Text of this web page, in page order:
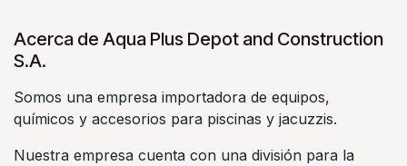
Acerca de Aqua Plus Depot and Construction
S.A.
Somos una empresa importadora de equipos,
químicos y accesorios para piscinas y jacuzzis.
Nuestra empresa cuenta con una división para la